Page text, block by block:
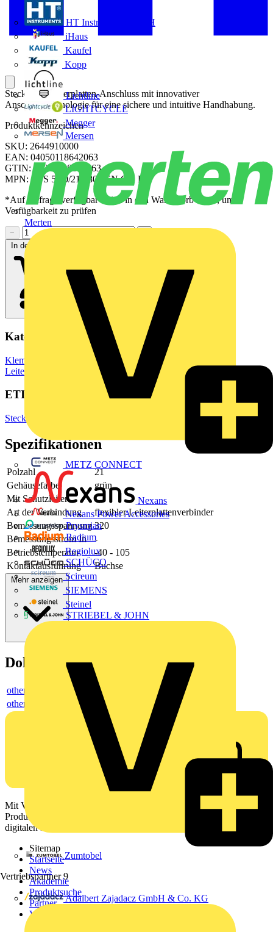
HT Instruments GmbH
iHaus
Kaufel
Kopp
Lichtline
LIGHTCYCLE
Megger
Mersen
Merten
METZ CONNECT
Nexans
Nexans Power Accessories
Prysmian
Radium
Regiolux
SCHÜCO
Scireum
SIEMENS
Steinel
STRIEBEL & JOHN
Zumtobel
Vertriebspartner 9
Adalbert Zajadacz GmbH & Co. KG
Steckbarer Leiterplatten-Anschluss mit innovativer
Anschlusstechnologie für eine sichere und intuitive Handhabung.
Produktkennzeichen
SKU: 2644910000
EAN: 04050118642063
GTIN: 04050118642063
MPN: CPS 5.00/21/180F SN GN BX
*Auf Anfrage verfügbar - bitte in den Warenkorb legen, um
Verfügbarkeit zu prüfen
−
In den Warenkorb
Kategorien
Klemmen, Steckverbinder & Verbindungselemente
Leiterplattensteckverbinder
ETIM Group
Steckverbinder
Spezifikationen
Polzahl
21
Gehäusefarbe
grün
Mit Schutzleiter
-
Art der Verbindung
flexibler Leiterplattenverbinder
Bemessungsspannung 320
Bemessungsstrom In
-
Betriebstemperatur
-40 - 105
Kontaktausführung
Buchse
Mehr anzeigen
Dokumente
others
others
Mit Voltimum erhalten Elektrofachkräfte Zugang zu Branchennews,
Produktinformationen, Schulungen und Tools – alles auf einer
digitalen Plattform und Community.
Sitemap
Startseite
News
Akademie
Produktsuche
Partner
Voltimum+